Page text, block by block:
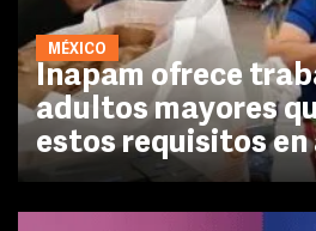
MÉXICO
Inapam ofrece
adultos mayores
estos requisitos en